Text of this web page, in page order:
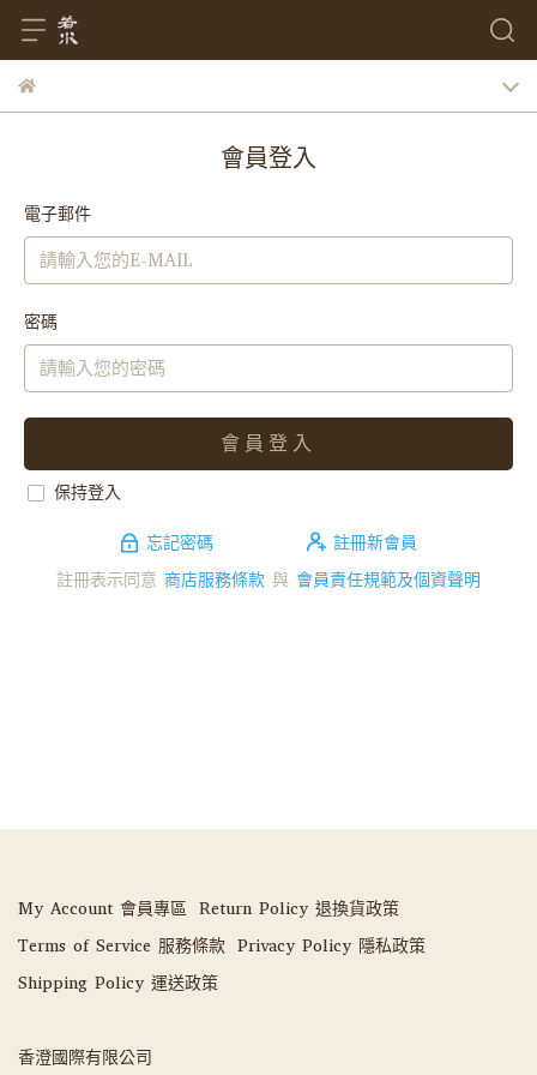
會員登入
電子郵件
密碼
會員登入
保持登入
忘記密碼
註冊新會員
註冊表示同意 商店服務條款 與 會員責任規範及個資聲明
My Account 會員專區 Return Policy 退換貨政策
Terms of Service 服務條款 Privacy Policy 隱私政策
Shipping Policy 運送政策
香澄國際有限公司